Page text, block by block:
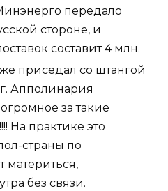
передало
стороне, и
составит 4 млн.
приседал со штангой
Апполинария
за такие
На практике это
страны по
материться,
без связи.